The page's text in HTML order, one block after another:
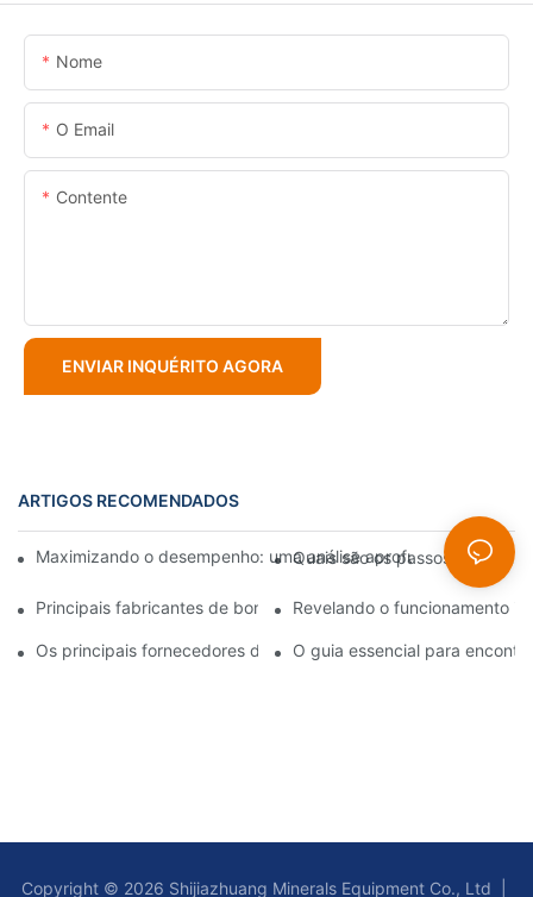
Nome
O Email
Contente
ENVIAR INQUÉRITO AGORA
ARTIGOS RECOMENDADOS
Maximizando o desempenho: uma análise aprofundada do
Quais são os passos para a
Principais fabricantes de bombas de lodo: empresas líderes no
Revelando o funcionamento
Os principais fornecedores de bombas de polpa do setor: um
O guia essencial para
Copyright © 2026 Shijiazhuang Minerals Equipment Co., Ltd |